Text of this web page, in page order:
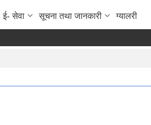
ई- सेवा सूचना तथा जानकारी ग्यालरी